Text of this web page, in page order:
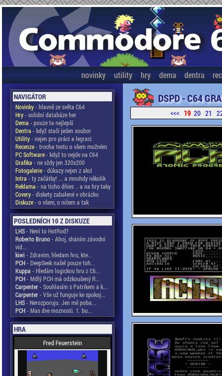
novinky utility hry dema dentra
NAVIGÁTOR
Novinky- hlavně ze světa C64
Hry- solidní databáze her
Dema - pouze ta nejlepší
Dentra - když stačí jeden soubor
Utility- nejen pro práci a legraci
Recenze- trocha textu o všem možném
PC Software- když to nejde na C64
Grafika - ne vždy jen 320x200
Fotogalerie- důkazy nejen z akcí
Intra - ty začátky! ... a mnohdy několik
Reklama - na ticho dňies .. a na hry taky
Covery- diskety zabalené v obrázku
Diskuze- o všem, o ničem a tak
POSLEDNÍCH 10 Z DISKUZE
LHS- Není to HotRod?
Roberto Bruno- Ahoj, sháním závodní
vid...
kiwi - Zdravim, hledam hru, kte...
PCH- DeepSeek našel pouze toh...
Kuppa - Hledám logickou hru z C6...
PCH- Mdlý PCH má odzkoušený R...
Carpenter- Souhlasím s Patrikem a k...
Carpenter- Vše už funguje ke spokoj...
LHS- Nerozporuju. Jen mě poba...
PCH- Mas dve moznosti. 1. bu...
HRA
Fred Feuerstein
DSPD - C64
<<< 19 20 21